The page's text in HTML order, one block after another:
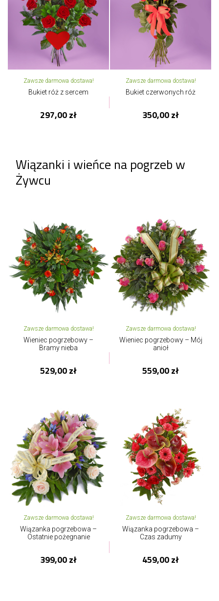
Zawsze darmowa dostawa!
Bukiet róż z sercem
297,00 zł
Zawsze darmowa dostawa!
Bukiet czerwonych róż
350,00 zł
Wiązanki i wieńce na pogrzeb w
Żywcu
Zawsze darmowa dostawa!
Wieniec pogrzebowy –
Bramy nieba
529,00 zł
Zawsze darmowa dostawa!
Wieniec pogrzebowy – Mój
anioł
559,00 zł
Zawsze darmowa dostawa!
Wiązanka pogrzebowa –
Ostatnie pożegnanie
399,00 zł
Zawsze darmowa dostawa!
Wiązanka pogrzebowa –
Czas zadumy
459,00 zł